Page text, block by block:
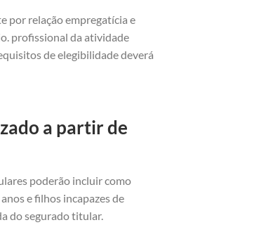
por relação empregatícia e
profissional da atividade
de elegibilidade deverá
a partir de
poderão incluir como
e filhos incapazes de
do segurado titular.